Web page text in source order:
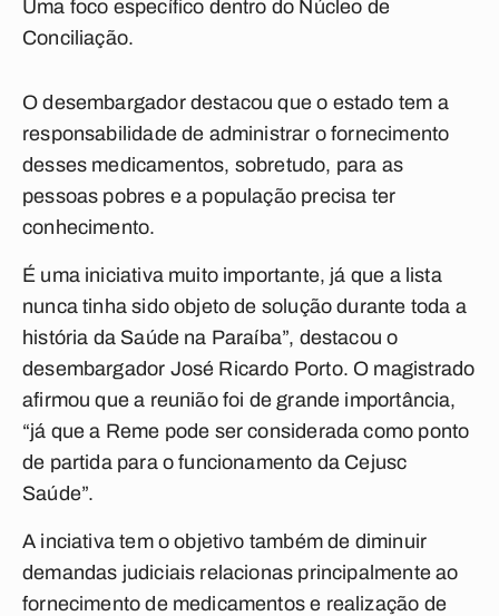
Uma foco específico dentro do Núcleo de
Conciliação.
O desembargador destacou que o estado tem a
responsabilidade de administrar o fornecimento
desses medicamentos, sobretudo, para as
pessoas pobres e a população precisa ter
conhecimento.
É uma iniciativa muito importante, já que a lista
nunca tinha sido objeto de solução durante toda a
história da Saúde na Paraíba”, destacou o
desembargador José Ricardo Porto. O magistrado
afirmou que a reunião foi de grande importância,
“já que a Reme pode ser considerada como ponto
de partida para o funcionamento da Cejusc
Saúde”.
A inciativa tem o objetivo também de diminuir
demandas judiciais relacionas principalmente ao
fornecimento de medicamentos e realização de